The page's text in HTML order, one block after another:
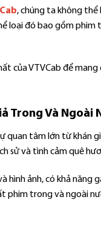
, chúng ta không thể
loại đó bao gồm phim
của VTVCab để
Trong Và Ngoài
quan tâm lớn từ khán
sử và tình cảm quê
ảnh, có khả năng
phim trong và ngoài